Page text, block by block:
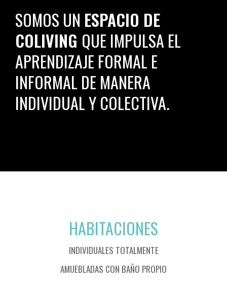
SOMOS UN ESPACIO DE
COLIVING QUE IMPULSA EL
APRENDIZAJE FORMAL E
INFORMAL DE MANERA
INDIVIDUAL Y COLECTIVA.
HABITACIONES
INDIVIDUALES TOTALMENTE
AMUEBLADAS CON BAÑO PROPIO